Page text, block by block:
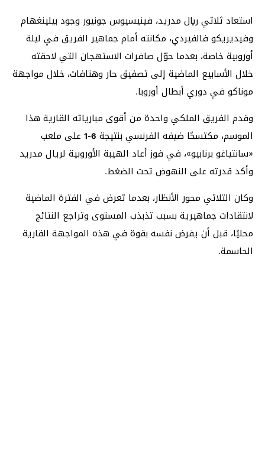
استعاد ثلاثي ريال مدريد، فينيسيوس جونيور وجود بيلينغهام
وفيديريكو فالفيردي، مكانته أمام جماهير الفريق في ليلة
أوروبية خاصة، بعدما حوّل صافرات الاستهجان التي لاحقته
خلال الأسابيع الماضية إلى تصفيق حار وهتافات، خلال مواجهة
موناكو في دوري أبطال أوروبا.
وقدم الفريق الملكي واحدة من أقوى مبارياته القارية هذا
الموسم، مكتسحًا ضيفه الفرنسي بنتيجة 6-1
على ملعب
«سانتياغو برنابيو»، في فوز أعاد الهيبة الأوروبية لريال مدريد
وأكد قدرته على النهوض تحت الضغط.
وكان الثلاثي محور الأنظار، بعدما تعرض في الفترة الماضية
لانتقادات جماهيرية بسبب تذبذب المستوى وتراجع النتائج
محليًا، قبل أن يفرض نفسه بقوة في هذه المواجهة القارية
الحاسمة.